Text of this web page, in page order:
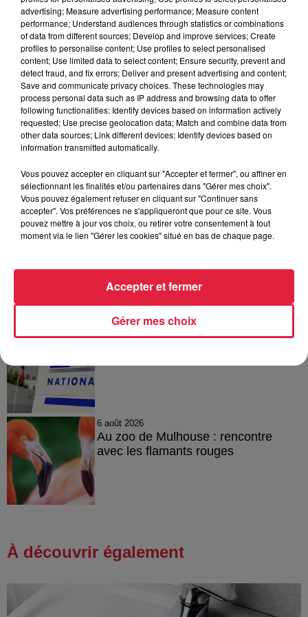
Foire aux vins de Colmar 2022 avec Mika, Asaf Avidan, M,
Ben Harper
12 000 personnes au Top Music Live(avec Jérémy Frérot)
Big Flo et Oli se mettent à nu
Publié : 22 juillet 2022 à 7h19 par Céline Rinckel
A lire aussi
6 août 2026
robinets
6 août 2026
Au zoo de Mulhouse : rencontre
avec les flamants rouges
À découvrir également
advertising; Measure advertising performance; Measure content
performance; Understand audiences through statistics or combinations
of data from different sources; Develop and improve services; Create
profiles to personalise content; Use profiles to select personalised
content; Use limited data to select content; Ensure security, prevent and
detect fraud, and fix errors; Deliver and present advertising and content;
Save and communicate privacy choices. These technologies may
process personal data such as IP address and browsing data to offer
following functionalities: Identify devices based on information actively
requested; Use precise geolocation data; Match and combine data from
other data sources; Link different devices; Identify devices based on
information transmitted automatically.
Vous pouvez accepter en cliquant sur "Accepter et fermer", ou affiner en
sélectionnant les finalités et/ou partenaires dans "Gérer mes choix".
Vous pouvez également refuser en cliquant sur "Continuer sans
accepter". Vos préférences ne s'appliqueront que pour ce site. Vous
pouvez mettre à jour vos choix, ou retirer votre consentement à tout
moment via le lien "Gérer les cookies" situé en bas de chaque page.
Gérer mes choix
Accepter et fermer